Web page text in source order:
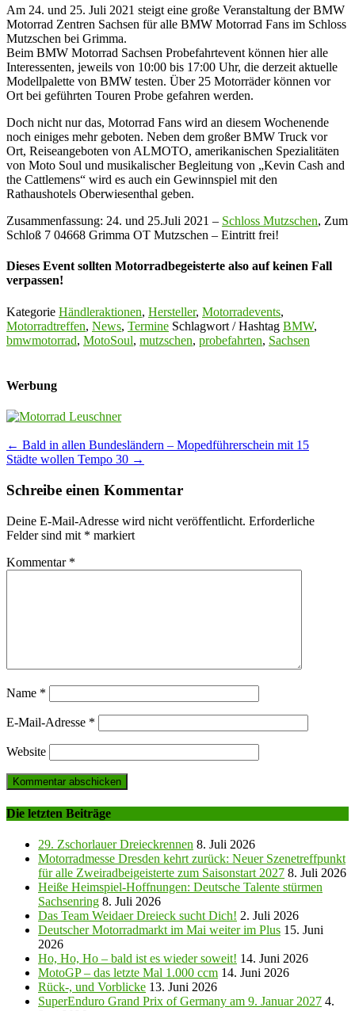
Am 24. und 25. Juli 2021 steigt eine große Veranstaltung der BMW
Motorrad Zentren Sachsen für alle BMW Motorrad Fans im Schloss
Mutzschen bei Grimma.
Beim BMW Motorrad Sachsen Probefahrtevent können hier alle
Interessenten, jeweils von 10:00 bis 17:00 Uhr, die derzeit aktuelle
Modellpalette von BMW testen. Über 25 Motorräder können vor
Ort bei geführten Touren Probe gefahren werden.
Doch nicht nur das, Motorrad Fans wird an diesem Wochenende
noch einiges mehr geboten. Neben dem großer BMW Truck vor
Ort, Reiseangeboten von ALMOTO, amerikanischen Spezialitäten
von Moto Soul und musikalischer Begleitung von „Kevin Cash and
the Cattlemens“ wird es auch ein Gewinnspiel mit den
Rathaushotels Oberwiesenthal geben.
Zusammenfassung: 24. und 25.Juli 2021 – Schloss Mutzschen, Zum
Schloß 7 04668 Grimma OT Mutzschen – Eintritt frei!
Dieses Event sollten Motorradbegeisterte also auf keinen Fall
verpassen!
Kategorie Händleraktionen, Hersteller, Motorradevents,
Motorradtreffen, News, Termine Schlagwort / Hashtag BMW,
bmwmotorrad, MotoSoul, mutzschen, probefahrten, Sachsen
Werbung
Post
navigation
← Bald in allen Bundesländern – Mopedführerschein mit 15
Städte wollen Tempo 30 →
Schreibe einen Kommentar
Deine E-Mail-Adresse wird nicht veröffentlicht. Erforderliche
Felder sind mit * markiert
Kommentar *
Name *
E-Mail-Adresse *
Website
Die letzten Beiträge
29. Zschorlauer Dreieckrennen 8. Juli 2026
Motorradmesse Dresden kehrt zurück: Neuer Szenetreffpunkt
für alle Zweiradbeigeisterte zum Saisonstart 2027 8. Juli 2026
Heiße Heimspiel-Hoffnungen: Deutsche Talente stürmen
Sachsenring 8. Juli 2026
Das Team Weidaer Dreieck sucht Dich! 2. Juli 2026
Deutscher Motorradmarkt im Mai weiter im Plus 15. Juni
2026
Ho, Ho, Ho – bald ist es wieder soweit! 14. Juni 2026
MotoGP – das letzte Mal 1.000 ccm 14. Juni 2026
Rück-, und Vorblicke 13. Juni 2026
SuperEnduro Grand Prix of Germany am 9. Januar 2027 4.